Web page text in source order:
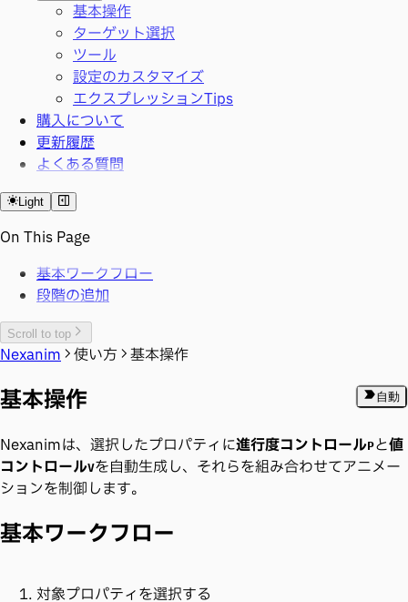
基本操作
ターゲット選択
ツール
設定のカスタマイズ
エクスプレッションTips
購入について
更新履歴
よくある質問
Light
On This Page
基本ワークフロー
段階の追加
Scroll to top
Nexanim 使い方 基本操作
自動
基本操作
Nexanimは、選択したプロパティに進行度コントロールP​と値
コントロールV​を自動生成し、それらを組み合わせてアニメー
ションを制御します。
基本ワークフロー
対象プロパティを選択する